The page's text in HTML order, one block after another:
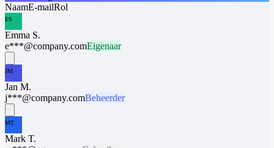
NaamE-mailRol
ES
Emma S.
e***@company.comEigenaar
JM
Jan M.
j***@company.comBeheerder
MT
Mark T.